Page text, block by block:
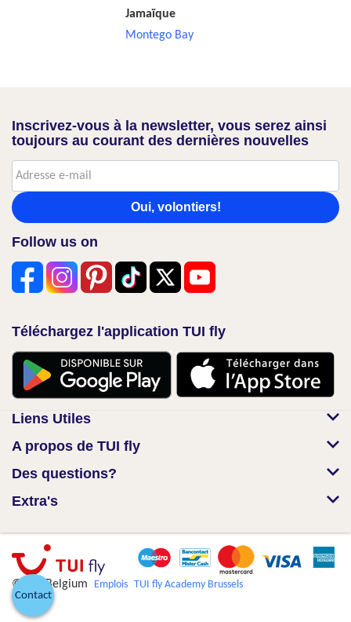
Jamaïque
Montego Bay
Inscrivez-vous à la newsletter, vous serez ainsi
toujours au courant des dernières nouvelles
Oui, volontiers!
Follow us on
Téléchargez l'application TUI fly
Liens Utiles
A propos de TUI fly
Des questions?
Extra's
© TUI Belgium Emplois TUI fly Academy Brussels
Contact